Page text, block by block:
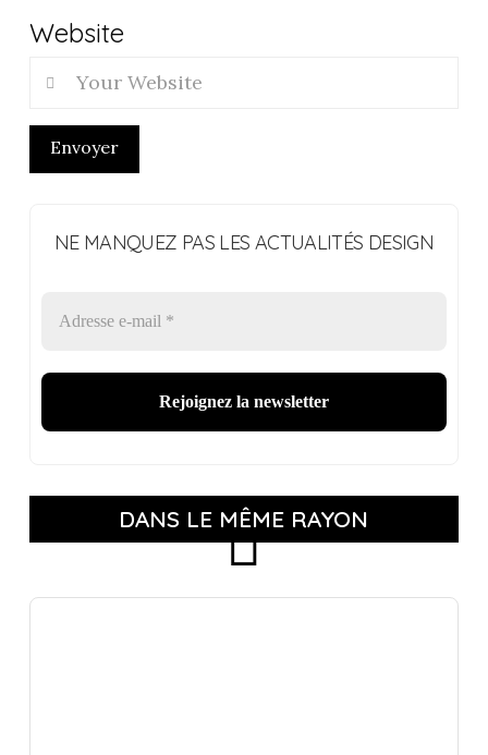
Website
Envoyer
NE MANQUEZ PAS LES ACTUALITÉS DESIGN
DANS LE MÊME RAYON